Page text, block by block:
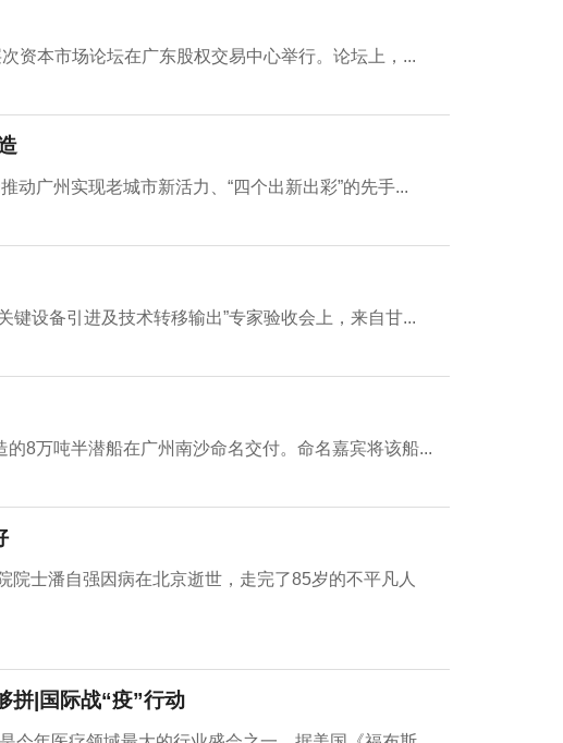
资本市场论坛在广东股权交易中心举行。论坛上，...
动广州实现老城市新活力、“四个出新出彩”的先手...
键设备引进及技术转移输出”专家验收会上，来自甘...
8万吨半潜船在广州南沙命名交付。命名嘉宾将该船...
士潘自强因病在北京逝世，走完了85岁的不平凡人
拼|国际战“疫”行动